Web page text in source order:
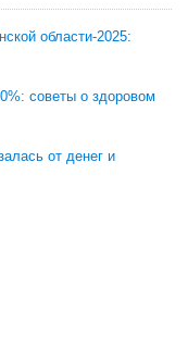
области-2025:
советы о здоровом
от денег и